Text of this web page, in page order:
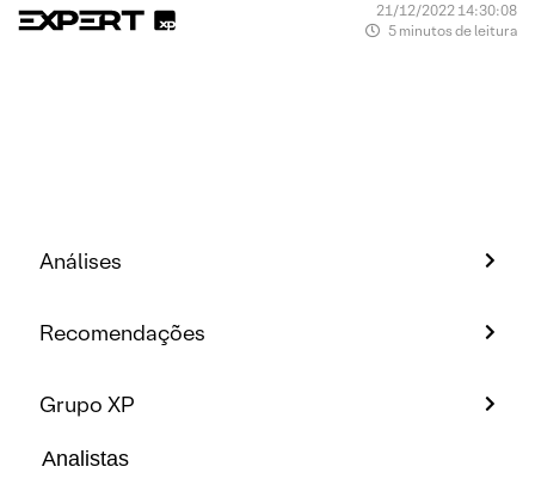
21/12/2022 14:30:08
5 minutos de leitura
Análises
Recomendações
Grupo XP
Analistas